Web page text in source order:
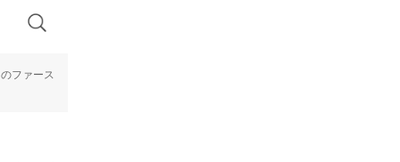
ファース